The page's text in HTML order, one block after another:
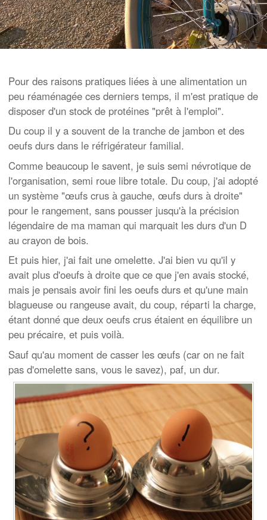
Pour des raisons pratiques liées à une alimentation un
peu réaménagée ces derniers temps, il m'est pratique de
disposer d'un stock de protéines "prêt à l'emploi".
Du coup il y a souvent de la tranche de jambon et des
oeufs durs dans le réfrigérateur familial.
Comme beaucoup le savent, je suis semi névrotique de
l'organisation, semi roue libre totale. Du coup, j'ai adopté
un système "œufs crus à gauche, œufs durs à droite"
pour le rangement, sans pousser jusqu'à la précision
légendaire de ma maman qui marquait les durs d'un D
au crayon de bois.
Et puis hier, j'ai fait une omelette. J'ai bien vu qu'il y
avait plus d'oeufs à droite que ce que j'en avais stocké,
mais je pensais avoir fini les oeufs durs et qu'une main
blagueuse ou rangeuse avait, du coup, réparti la charge,
étant donné que deux oeufs crus étaient en équilibre un
peu précaire, et puis voilà.
Sauf qu'au moment de casser les œufs (car on ne fait
pas d'omelette sans, vous le savez), paf, un dur.